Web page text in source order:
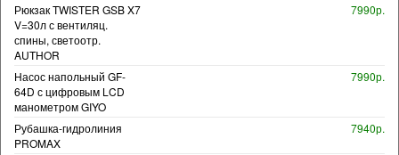
Рюкзак TWISTER GSB X7
V=30л с вентиляц.
спины, светоотр.
AUTHOR
7990р.
Насос напольный GF-
64D с цифровым LCD
манометром GIYO
7990р.
Рубашка-гидролиния
PROMAX
7940р.